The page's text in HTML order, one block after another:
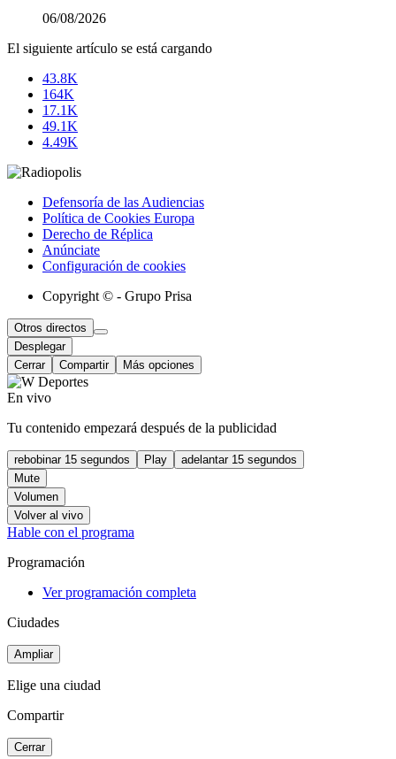
06/08/2026
El siguiente artículo se está cargando
43.8K
164K
17.1K
49.1K
4.49K
Defensoría de las Audiencias
Política de Cookies Europa
Derecho de Réplica
Anúnciate
Configuración de cookies
Copyright © - Grupo Prisa
Otros directos
Desplegar
Cerrar
Compartir Más opciones
En vivo
Tu contenido empezará después de la publicidad
rebobinar 15 segundos Play
adelantar 15 segundos
Mute
Volumen
Volver al vivo
Hable con el programa
Programación
Ver programación completa
Ciudades
Ampliar
Elige una ciudad
Compartir
Cerrar